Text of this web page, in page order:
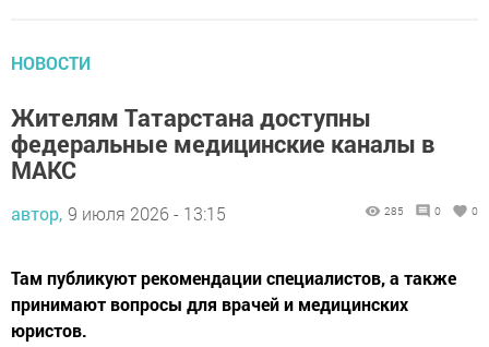
НОВОСТИ
Жителям Татарстана доступны
федеральные медицинские каналы в
МАКС
автор, 9 июля 2026 - 13:15 285 0 0
Там публикуют рекомендации специалистов, а также
принимают вопросы для врачей и медицинских
юристов.